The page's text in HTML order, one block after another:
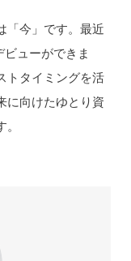
「今」です。最近
ューができま
トタイミングを活
に向けたゆとり資